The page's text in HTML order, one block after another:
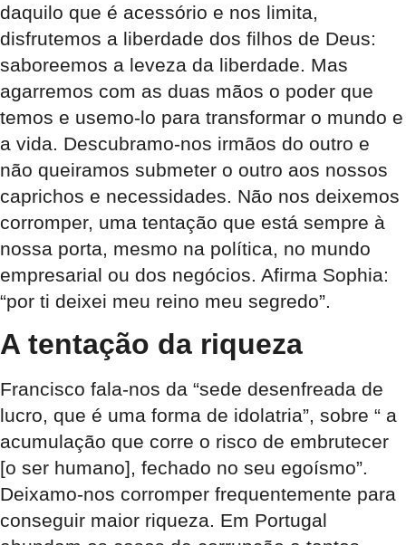
daquilo que é acessório e nos limita,
disfrutemos a liberdade dos filhos de Deus:
saboreemos a leveza da liberdade. Mas
agarremos com as duas mãos o poder que
temos e usemo-lo para transformar o mundo e
a vida. Descubramo-nos irmãos do outro e
não queiramos submeter o outro aos nossos
caprichos e necessidades. Não nos deixemos
corromper, uma tentação que está sempre à
nossa porta, mesmo na política, no mundo
empresarial ou dos negócios. Afirma Sophia:
“por ti deixei meu reino meu segredo”.
A tentação da riqueza
Francisco fala-nos da “sede desenfreada de
lucro, que é uma forma de idolatria”, sobre “ a
acumulação que corre o risco de embrutecer
[o ser humano], fechado no seu egoísmo”.
Deixamo-nos corromper frequentemente para
conseguir maior riqueza. Em Portugal